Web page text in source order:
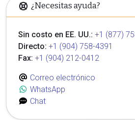
¿Necesitas ayuda?
Sin costo en EE. UU.: +1 (877)
Directo: +1 (904) 758-4391
Fax: +1 (904) 212-0412
Correo electrónico
WhatsApp
Chat